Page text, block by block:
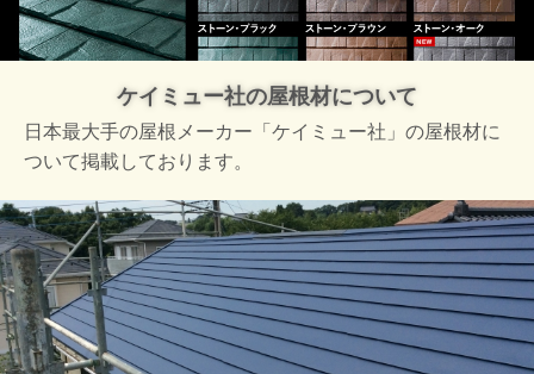
ケイミュー社の屋根材について
日本最大手の屋根メーカー「ケイミュー社」の屋根材に
ついて掲載しております。